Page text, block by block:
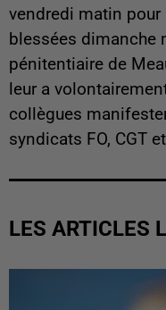
vendredi matin
blessées dimanche
pénitentiaire de
leur a
collègues
syndicats FO, CGT
LES ARTICLES